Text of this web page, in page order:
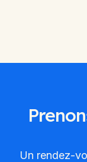
Un rendez-